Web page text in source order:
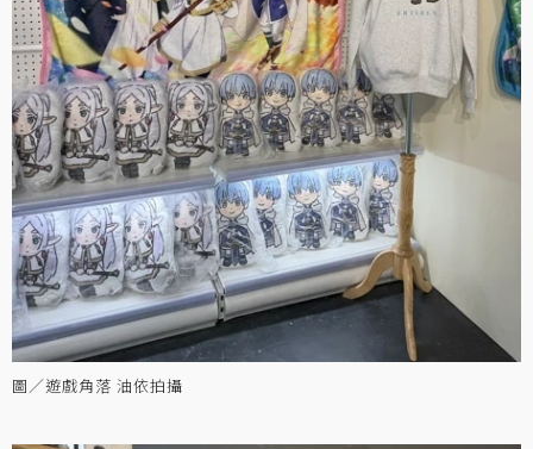
圖／遊戲角落 油依拍攝